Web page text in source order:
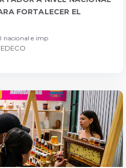
FORTALECER EL
nacional e imp